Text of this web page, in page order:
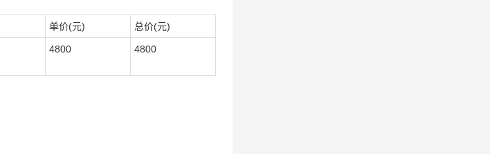
单价(元) 总价(元)
4800 4800